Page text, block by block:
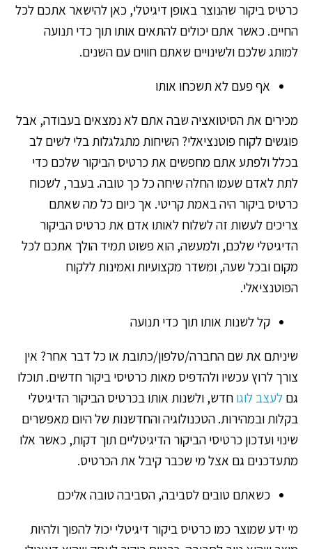
כרטיס ביקור שהנוצר באופן דיגיטלי, כאן להישאר אתכם לכל
החיים. כאשר אתם יכולים להתאים אותו תוך כדי תנועה
למותג שלכם ולשינויים שאתם חווים עם השנים.
אף פעם לא תשכחו אותו
מכירים את הסיטואציה שבה אתם לא נמצאים בעבודה, אבל
פוגשים לקוח פוטנציאלי? השיחות מתגלגלות בלי לשים לב
בכלל ולפתע אתם מחפשים את כרטיס הביקור שלכם כדי
לתת לאדם שעמו החלה שיחה כל כך טובה. בעבר, לשכוח
כרטיס ביקור היה באמת קריטי. אך כיום כל מה שאתם
צריכים לעשות זה לשלוח לאותו אדם את כרטיס הביקור
הדיגיטלי שלכם, ולמעשה, הוא פשוט תמיד הולך אתכם לכל
מקום ובכל שעה, ומשדר מקצועיות ואמינות ללקוח
הפוטנציאלי.
קל לשנות אותו תוך כדי תנועה
שיניתם את שם החברה/טלפון/כתובת או כל דבר אחר? אין
צורך לרוץ עכשיו ולהדפיס מאות כרטיסי ביקור חדשים. תוכלו
גם לעצב לוגו חדש, ולשנות אותו בכרטיס הביקור הדיגיטלי
בקלות ובמהירות. הטכנולוגיה והחדשנות של היום מאפשרים
שינוי ועדכון כרטיסי הביקור הדיגיטליים תוך דקות, כאשר אלו
מתעדכנים גם אצל מי שכבר קיבל את הכרטיס.
כשאתם טובים לסביבה, הסביבה טובה אליכם
מי ידע שמוצר כמו כרטיס ביקור דיגיטלי יכול להפוך ולהיות